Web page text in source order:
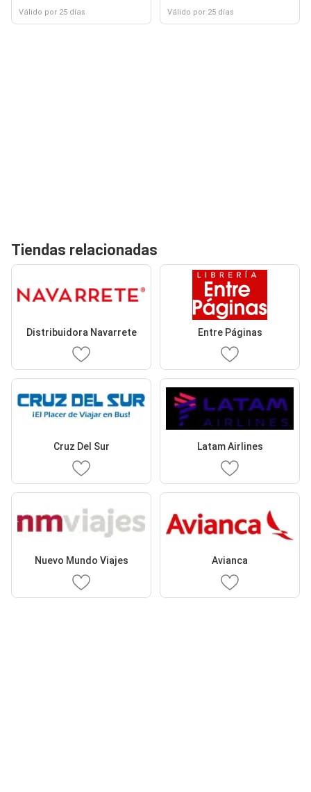
Válido por 25 días Válido por 25 días
Tiendas relacionadas
Distribuidora Navarrete Entre Páginas
Cruz Del Sur Latam Airlines
Nuevo Mundo Viajes Avianca